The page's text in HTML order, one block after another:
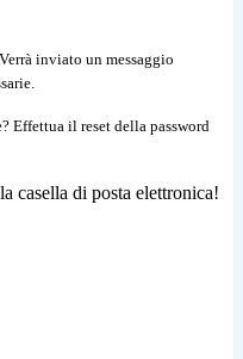
Verrà inviato un messaggio
Effettua il reset della password
casella di posta elettronica!